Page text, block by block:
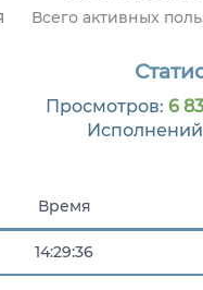
Всего активных
Просмотров: 6
Время
14:29:36